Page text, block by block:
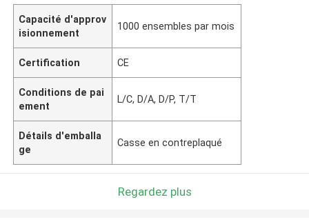
Capacité d'approv
isionnement
1000 ensembles par mois
Certification CE
Conditions de pai
ement
L/C, D/A, D/P, T/T
Détails d'emballa
ge
Casse en contreplaqué
Regardez plus